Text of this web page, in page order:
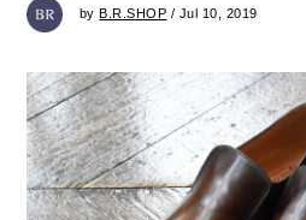
by B.R.SHOP / Jul 10, 2019